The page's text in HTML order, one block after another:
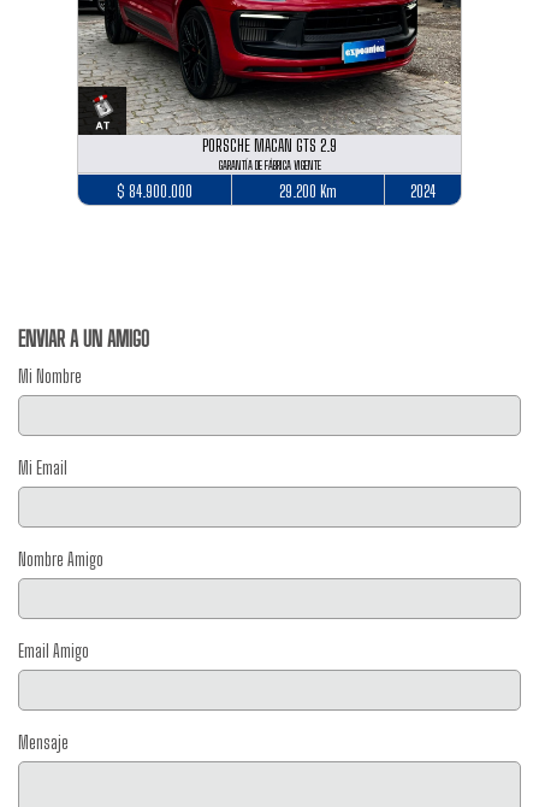
PORSCHE MACAN GTS 2.9
GARANTÍA DE FÁBRICA VIGENTE
$ 84.900.000 29.200 Km 2024
ENVIAR A UN AMIGO
Mi Nombre
Mi Email
Nombre Amigo
Email Amigo
Mensaje